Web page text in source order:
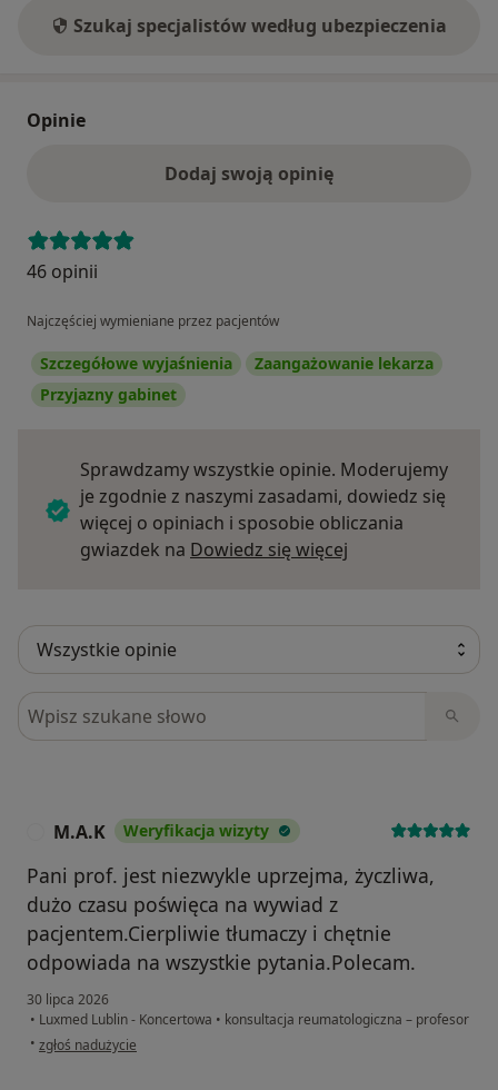
Szukaj specjalistów według ubezpieczenia
Opinie
Dodaj swoją opinię
46 opinii
Najczęściej wymieniane przez pacjentów
Szczegółowe wyjaśnienia
Zaangażowanie lekarza
Przyjazny gabinet
Sprawdzamy wszystkie opinie. Moderujemy
je zgodnie z naszymi zasadami, dowiedz się
więcej o opiniach i sposobie obliczania
gwiazdek na Dowiedz się więcej
Szukaj w opiniach
M.A.K Weryfikacja wizyty
Pani prof. jest niezwykle uprzejma, życzliwa,
dużo czasu poświęca na wywiad z
pacjentem.Cierpliwie tłumaczy i chętnie
odpowiada na wszystkie pytania.Polecam.
30 lipca 2026
• Luxmed Lublin - Koncertowa • konsultacja reumatologiczna – profesor
• w opinii użytkownika M.A.K
zgłoś nadużycie